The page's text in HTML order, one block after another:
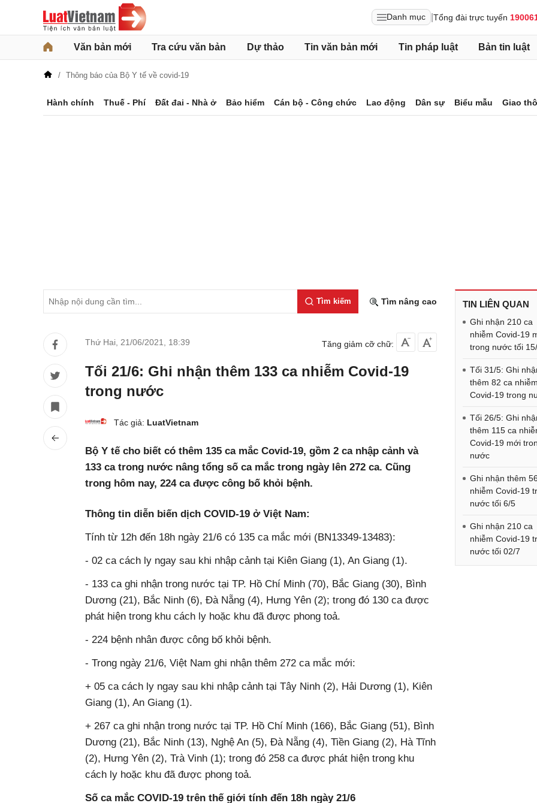
Danh mục Tổng đài trực tuyến
Văn bản mới Tra cứu văn bản Dự thảo Tin văn bản mới Tin pháp luật Bản tin luật
Thông báo của Bộ Y tế về covid-19
Hành chính Thuế - Phí Đất đai - Nhà ở Bảo hiểm Cán bộ - Công chức Lao động Dân sự Biểu mẫu Giao
Tìm kiếm Tìm nâng cao
Thứ Hai, 21/06/2021 18:39 Tăng giảm cỡ chữ:
Tối 21/6: Ghi nhận thêm 133 ca nhiễm Covid-19
trong nước
Tác giả: LuatVietnam
Bộ Y tế cho biết có thêm 135 ca mắc Covid-19, gồm 2 ca nhập cảnh và
133 ca trong nước nâng tổng số ca mắc trong ngày lên 272 ca. Cũng
trong hôm nay, 224 ca được công bố khỏi bệnh.
Thông tin diễn biến dịch COVID-19 ở Việt Nam:
Tính từ 12h đến 18h ngày 21/6 có 135 ca mắc mới (BN13349-13483):
- 02 ca cách ly ngay sau khi nhập cảnh tại Kiên Giang (1), An Giang (1).
- 133 ca ghi nhận trong nước tại TP. Hồ Chí Minh (70), Bắc Giang (30), Bình
Dương (21), Bắc Ninh (6), Đà Nẵng (4), Hưng Yên (2); trong đó 130 ca được
phát hiện trong khu cách ly hoặc khu đã được phong toả.
- 224 bệnh nhân được công bố khỏi bệnh.
- Trong ngày 21/6, Việt Nam ghi nhận thêm 272 ca mắc mới:
+ 05 ca cách ly ngay sau khi nhập cảnh tại Tây Ninh (2), Hải Dương (1), Kiên
Giang (1), An Giang (1).
+ 267 ca ghi nhận trong nước tại TP. Hồ Chí Minh (166), Bắc Giang (51), Bình
Dương (21), Bắc Ninh (13), Nghệ An (5), Đà Nẵng (4), Tiền Giang (2), Hà Tĩnh
(2), Hưng Yên (2), Trà Vinh (1); trong đó 258 ca được phát hiện trong khu
cách ly hoặc khu đã được phong toả.
Số ca mắc COVID-19 trên thế giới tính đến 18h ngày 21/6
TIN LIÊN QUAN
Ghi nhận 210 ca
nhiễm Covid-19
trong nước tối
Tối 31/5: Ghi
thêm 82 ca
Covid-19 trong
Tối 26/5: Ghi
thêm 115 ca
Covid-19 mới
nước
Ghi nhận thêm
nhiễm Covid-19
nước tối 6/5
Ghi nhận 210 ca
nhiễm Covid-19
nước tối 02/7